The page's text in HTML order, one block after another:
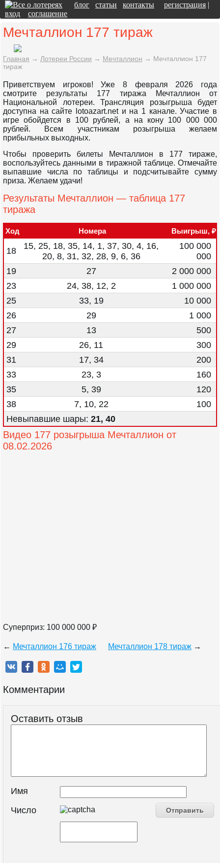
блог статьи контакты регистрация |
вход
соглашение
Мечталлион 177 тираж
Главная → Лотереи России → Мечталлион → Мечталлион 177
тираж
Приветствуем игроков! Уже 8 февраля 2026 года
смотрите результаты 177 тиража Мечталлион от
Национальной лотереи. Трансляция розыгрыша будет
доступна на сайте lotoazart.net и на 1 канале. Участие в
игре обойдется в 100 рублей, а на кону 100 000 000
рублей. Всем участникам розыгрыша желаем
прибыльных выходных.
Чтобы проверить билеты Мечталлион в 177 тираже,
воспользуйтесь данными в тиражной таблице. Отмечайте
выпавшие числа по таблицы и подсчитывайте сумму
приза. Желаем удачи!
Результаты Мечталлион — таблица 177
тиража
Ход Номера Выигрыш, ₽
18
15, 25, 18, 35, 14, 1, 37, 30, 4, 16,
20, 8, 31, 32, 28, 9, 6, 36
100 000
000
19
27
2 000 000
23
24, 38, 12, 2
1 000 000
25
33, 19
10 000
26
29
1 000
27
13
500
29
26, 11
300
31
17, 34
200
33
23, 3
160
35
5, 39
120
38
7, 10, 22
100
Невыпавшие шары: 21, 40
Видео 177 розыгрыша Мечталлион от
08.02.2026
Суперприз: 100 000 000 ₽
← Мечталлион 176 тираж Мечталлион 178 тираж →
Комментарии
Оставить отзыв
Имя
Число